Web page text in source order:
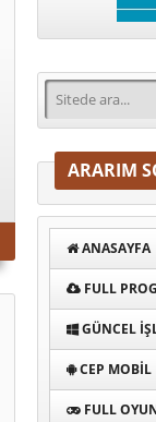
ARARIM
ANASAYFA
FULL
GÜNCEL
CEP MOBIL
FULL